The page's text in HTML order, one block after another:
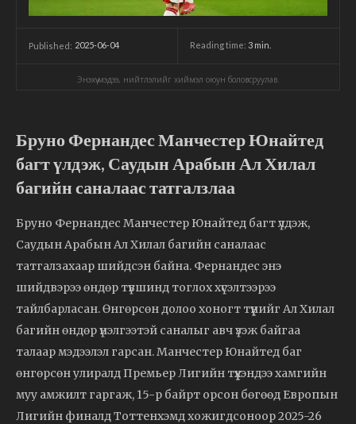
Published: 2025-06-04 Reading time: 3 min.
Энэхүү мэдээ, нийтлэлийг хиймэл оюун боловсруулав.
Бруно Фернандес Манчестер Юнайтед
багт үлдэж, Саудын Арабын Ал Хилал
багийн саналаас татгалзлаа
Бруно Фернандес Манчестер Юнайтед багт үлдэж,
Саудын Арабын Ал Хилал багийн саналаас
татгалзахаар шийдсэн байна. Фернандес энэ
шийдвэрээ өндөр түвшинд тоглох хүсэлтээрээ
тайлбарласан. Өнгөрсөн долоо хоногт түүнийг Ал Хилал
багийн өндөр үнэлгээтэй саналыг авч үзэж байгаа
талаар мэдээлэл гарсан. Манчестер Юнайтед баг
өнгөрсөн улиралд Премьер Лигийн түүхэндээ хамгийн
муу амжилт гаргаж, 15-р байрт орсон бөгөөд Европын
Лигийн финалд Тоттенхэмд хожигдсоноор 2025-26